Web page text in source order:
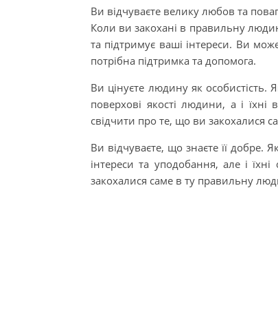
Ви відчуваєте велику любов та
Коли ви закохані в правильну
та підтримує ваші інтереси. Ви
потрібна підтримка та допомога.
Ви цінуєте людину як особистість.
поверхові якості людини, а і їхні
свідчити про те, що ви закохалися
Ви відчуваєте, що знаєте її добре.
інтереси та уподобання, але і
закохалися саме в ту правильну